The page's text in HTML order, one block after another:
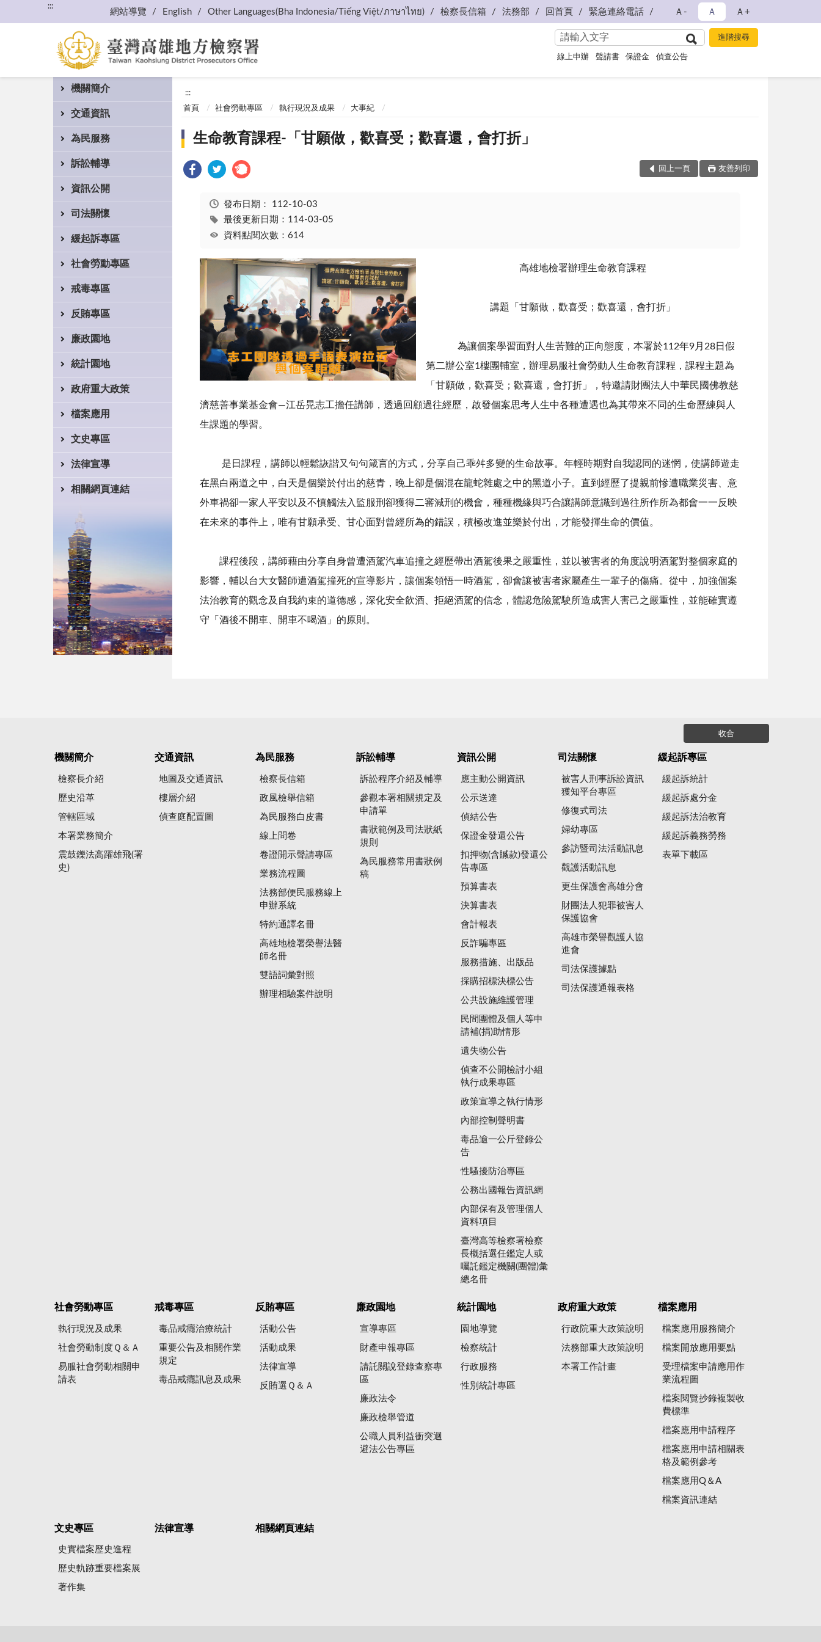
:::
網站導覽 English Other Languages(Bha Indonesia/Tiếng Việt/ภาษาไทย) 檢察長信箱 法務部 回首頁 緊急連絡電話 Ａ- Ａ Ａ+
線上申辦 聲請書 保證金 偵查公告
機關簡介
交通資訊
為民服務
訴訟輔導
資訊公開
司法關懷
緩起訴專區
社會勞動專區
戒毒專區
反賄專區
廉政園地
統計園地
政府重大政策
檔案應用
文史專區
法律宣導
相關網頁連結
:::
首頁 社會勞動專區 執行現況及成果 大事紀
生命教育課程-「甘願做，歡喜受；歡喜還，會打折」
回上一頁 友善列印
發布日期： 112-10-03
最後更新日期：114-03-05
資料點閱次數：614
高雄地檢署辦理生命教育課程
講題「甘願做，歡喜受；歡喜還，會打折」
為讓個案學習面對人生苦難的正向態度，本署於112年9月28日假
第二辦公室1樓團輔室，辦理易服社會勞動人生命教育課程，課程主題為
「甘願做，歡喜受；歡喜還，會打折」，特邀請財團法人中華民國佛教慈
濟慈善事業基金會—江岳晃志工擔任講師，透過回顧過往經歷，啟發個案思考人生中各種遭遇也為其帶來不同的生命歷練與人
生課題的學習。
是日課程，講師以輕鬆詼諧又句句箴言的方式，分享自己乖舛多變的生命故事。年輕時期對自我認同的迷惘，使講師遊走
在黑白兩道之中，白天是個樂於付出的慈青，晚上卻是個混在龍蛇雜處之中的黑道小子。直到經歷了提親前慘遭職業災害、意
外車禍卻一家人平安以及不慎觸法入監服刑卻獲得二審減刑的機會，種種機緣與巧合讓講師意識到過往所作所為都會一一反映
在未來的事件上，唯有甘願承受、甘心面對曾經所為的錯誤，積極改進並樂於付出，才能發揮生命的價值。
課程後段，講師藉由分享自身曾遭酒駕汽車追撞之經歷帶出酒駕後果之嚴重性，並以被害者的角度說明酒駕對整個家庭的
影響，輔以台大女醫師遭酒駕撞死的宣導影片，讓個案領悟一時酒駕，卻會讓被害者家屬產生一輩子的傷痛。從中，加強個案
法治教育的觀念及自我約束的道德感，深化安全飲酒、拒絕酒駕的信念，體認危險駕駛所造成害人害己之嚴重性，並能確實遵
守「酒後不開車、開車不喝酒」的原則。
收合
機關簡介
檢察長介紹
歷史沿革
管轄區域
本署業務簡介
震鼓鑠法高躍雄飛(署
史)
交通資訊
地圖及交通資訊
樓層介紹
偵查庭配置圖
為民服務
檢察長信箱
政風檢舉信箱
為民服務白皮書
線上問卷
卷證開示聲請專區
業務流程圖
法務部便民服務線上
申辦系統
特約通譯名冊
高雄地檢署榮譽法醫
師名冊
雙語詞彙對照
辦理相驗案件說明
訴訟輔導
訴訟程序介紹及輔導
參觀本署相關規定及
申請單
書狀範例及司法狀紙
規則
為民服務常用書狀例
稿
資訊公開
應主動公開資訊
公示送達
偵結公告
保證金發還公告
扣押物(含贓款)發還公
告專區
預算書表
決算書表
會計報表
反詐騙專區
服務措施、出版品
採購招標決標公告
公共設施維護管理
民間團體及個人等申
請補(捐)助情形
遺失物公告
偵查不公開檢討小組
執行成果專區
政策宣導之執行情形
內部控制聲明書
毒品逾一公斤登錄公
告
性騷擾防治專區
公務出國報告資訊網
內部保有及管理個人
資料項目
臺灣高等檢察署檢察
長概括選任鑑定人或
囑託鑑定機關(團體)彙
總名冊
司法關懷
被害人刑事訴訟資訊
獲知平台專區
修復式司法
婦幼專區
參訪暨司法活動訊息
觀護活動訊息
更生保護會高雄分會
財團法人犯罪被害人
保護協會
高雄市榮譽觀護人協
進會
司法保護據點
司法保護通報表格
緩起訴專區
緩起訴統計
緩起訴處分金
緩起訴法治教育
緩起訴義務勞務
表單下載區
社會勞動專區
執行現況及成果
社會勞動制度Ｑ＆Ａ
易服社會勞動相關申
請表
戒毒專區
毒品戒癮治療統計
重要公告及相關作業
規定
毒品戒癮訊息及成果
反賄專區
活動公告
活動成果
法律宣導
反賄選Ｑ＆Ａ
廉政園地
宣導專區
財產申報專區
請託關說登錄查察專
區
廉政法令
廉政檢舉管道
公職人員利益衝突迴
避法公告專區
統計園地
園地導覽
檢察統計
行政服務
性別統計專區
政府重大政策
行政院重大政策說明
法務部重大政策說明
本署工作計畫
檔案應用
檔案應用服務簡介
檔案開放應用要點
受理檔案申請應用作
業流程圖
檔案閱覽抄錄複製收
費標準
檔案應用申請程序
檔案應用申請相關表
格及範例參考
檔案應用Q＆A
檔案資訊連結
文史專區
史實檔案歷史進程
歷史軌跡重要檔案展
著作集
法律宣導 相關網頁連結